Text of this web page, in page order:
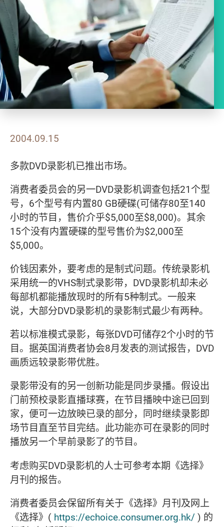
2004.09.15
多款DVD录影机已推出市场。
消费者委员会的另一DVD录影机调查包括21个型
号，6个型号有内置80 GB硬碟(可储存80至140
小时的节目，售价介乎$5,000至$8,000)。其余
15个没有内置硬碟的型号售价为$2,000至
$5,000。
价钱因素外，要考虑的是制式问题。传统录影机
采用统一的VHS制式录影带，DVD录影机却未必
每部机都能播放现时的所有5种制式。一般来
说，大部分DVD录影机的录影制式最少有两种。
若以标准模式录影，每张DVD可储存2个小时的节
目。据英国消费者协会8月发表的测试报告，DVD
画质远较录影带优胜。
录影带没有的另一创新功能是同步录播。假设出
门前预校录影直播球赛，在节目播映中途已回到
家，便可一边放映已录的部分，同时继续录影即
场节目直至节目完结。此功能亦可在录影的同时
播放另一个早前录影了的节目。
考虑购买DVD录影机的人士可参考本期《选择》
月刊的报告。
消费者委员会保留所有关于《选择》月刊及网上
《选择》( https://echoice.consumer.org.hk/) 的